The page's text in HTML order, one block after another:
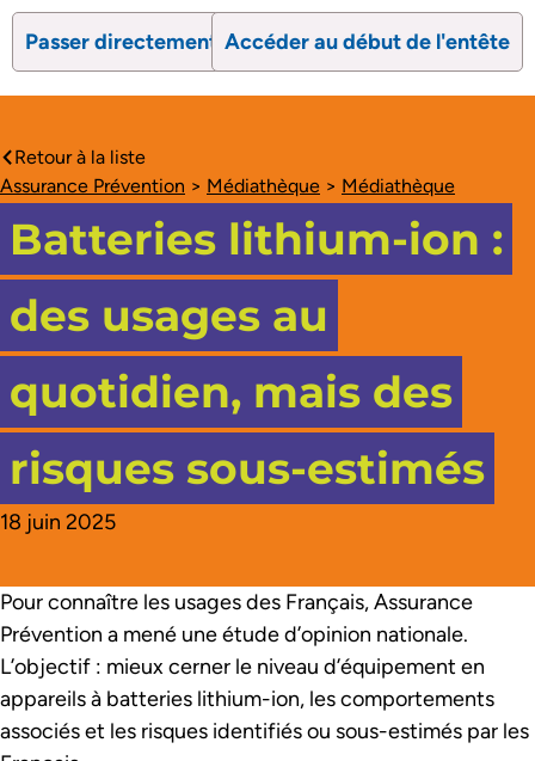
Passer directement au contenu
search
Accéder au début de l'entête
caret-left
Retour à la liste
Assurance Prévention > Médiathèque > Médiathèque
Batteries lithium-ion :
des usages au
quotidien, mais des
risques sous-estimés
18 juin 2025
Pour connaître les usages des Français, Assurance
Prévention a mené une étude d’opinion nationale.
L’objectif : mieux cerner le niveau d’équipement en
appareils à batteries lithium-ion, les comportements
associés et les risques identifiés ou sous-estimés par les